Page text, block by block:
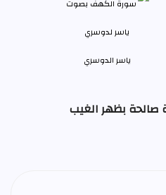
ياسر الدوسري
صالحة بظهر الغيب